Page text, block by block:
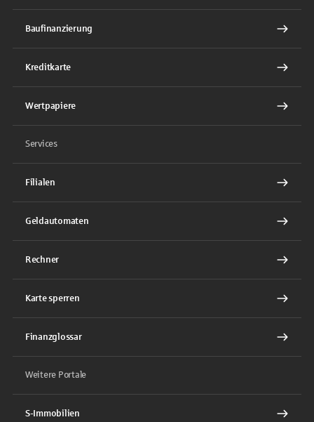
Baufinanzierung
Kreditkarte
Wertpapiere
Services
Filialen
Geldautomaten
Rechner
Karte sperren
Finanzglossar
Weitere Portale
S-Immobilien